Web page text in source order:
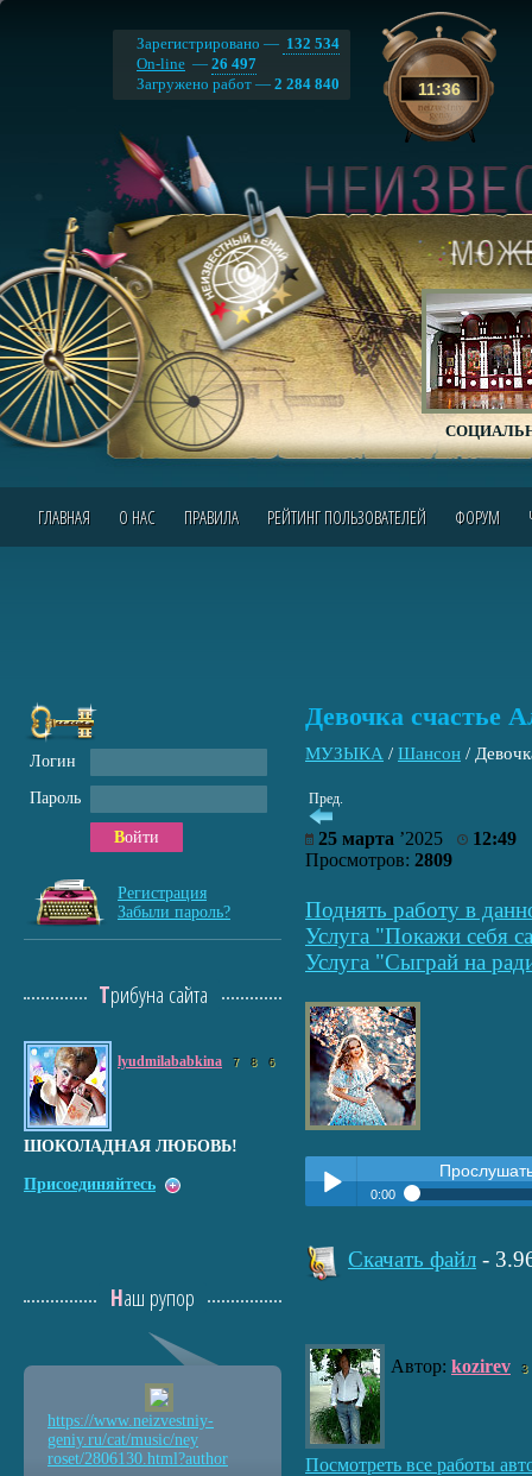
11:36
Зарегистрировано — 132 534
On-line — 26 497
Загружено работ — 2 284 840
ГЛАВНАЯ О НАС ПРАВИЛА РЕЙТИНГ ПОЛЬЗОВАТЕЛЕЙ ФОРУМ
Девочка счастье
МУЗЫКА / Шансон /
Пред.
25 марта ’2025
12:49
Просмотров: 2809
Поднять работу в
Услуга "Покажи себя
Услуга "Сыграй на
Play /
pause
0:00
Скачать файл -
Автор: kozirev 3
Посмотреть все работы
Логин
Пароль
Войти
Регистрация
Забыли пароль?
Трибуна сайта
lyudmilababkina 7 8 6
ШОКОЛАДНАЯ ЛЮБОВЬ!
Присоединяйтесь
Наш рупор
https://www.neizvestniy-
geniy.ru/cat/music/ney
roset/2806130.html?author